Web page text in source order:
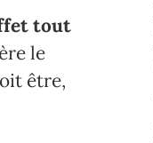
tout
le
être,